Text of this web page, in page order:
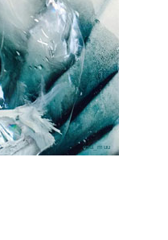
osa_muu